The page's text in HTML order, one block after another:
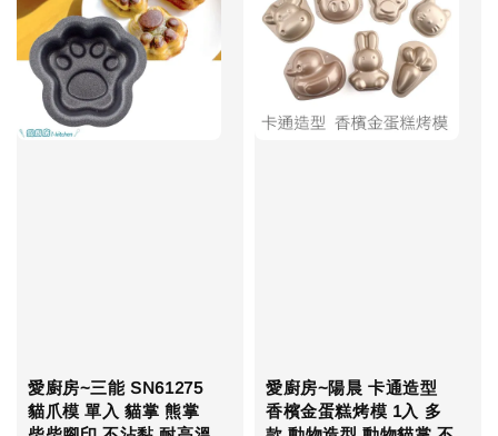
愛廚房~三能 SN61275
貓爪模 單入 貓掌 熊掌
愛廚房~陽晨 卡通造型
香檳金蛋糕烤模 1入 多